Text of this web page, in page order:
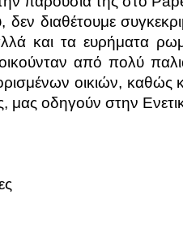
διαθέτουμε
και τα ευρήματα
από πολύ
οικιών, καθώς
μας οδηγούν στην